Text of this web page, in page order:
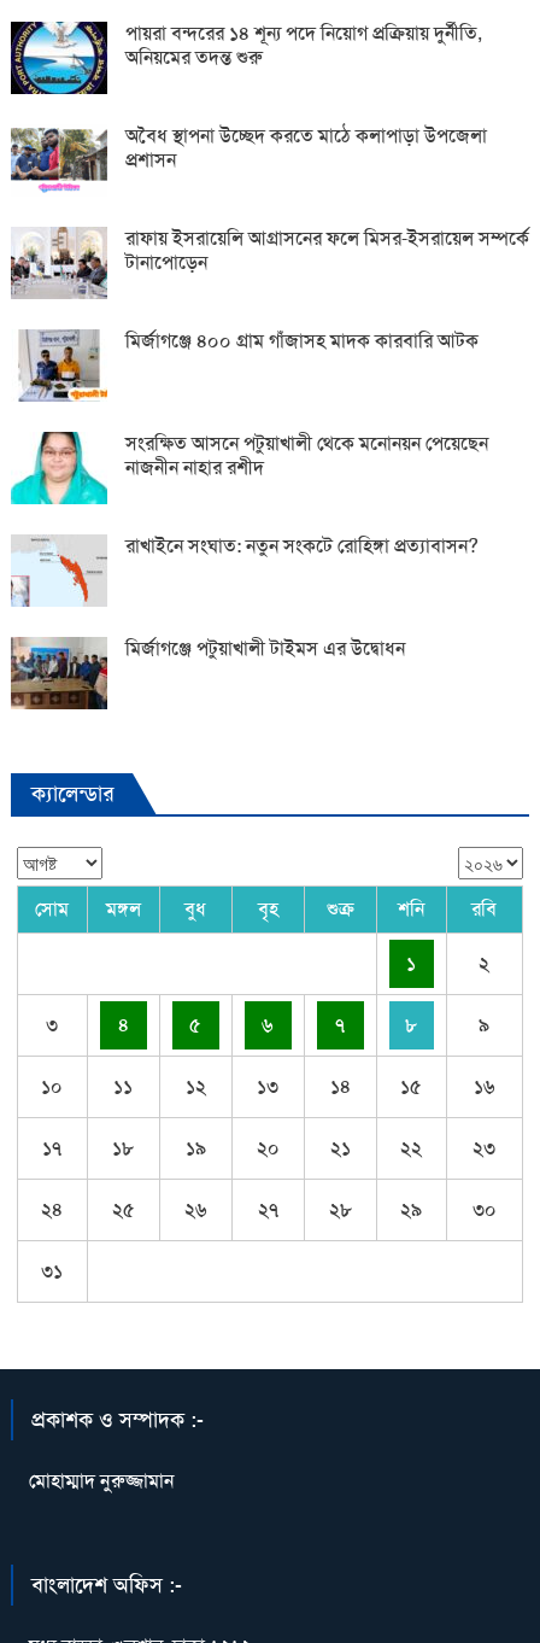
পায়রা বন্দরের ১৪ শূন্য পদে নিয়োগ প্রক্রিয়ায় দুর্নীতি,
অনিয়মের তদন্ত শুরু
অবৈধ স্থাপনা উচ্ছেদ করতে মাঠে কলাপাড়া উপজেলা
প্রশাসন
রাফায় ইসরায়েলি আগ্রাসনের ফলে মিসর-ইসরায়েল সম্পর্কে
টানাপোড়েন
মির্জাগঞ্জে ৪০০ গ্রাম গাঁজাসহ মাদক কারবারি আটক
সংরক্ষিত আসনে পটুয়াখালী থেকে মনোনয়ন পেয়েছেন
নাজনীন নাহার রশীদ
রাখাইনে সংঘাত: নতুন সংকটে রোহিঙ্গা প্রত্যাবাসন?
মির্জাগঞ্জে পটুয়াখালী টাইমস এর উদ্বোধন
ক্যালেন্ডার
সোম মঙ্গল বুধ বৃহ শুক্র শনি রবি
১ ২
৩ ৪ ৫ ৬ ৭ ৮ ৯
১০ ১১ ১২ ১৩ ১৪ ১৫ ১৬
১৭ ১৮ ১৯ ২০ ২১ ২২ ২৩
২৪ ২৫ ২৬ ২৭ ২৮ ২৯ ৩০
৩১
প্রকাশক ও সম্পাদক :-
মোহাম্মাদ নুরুজ্জামান
বাংলাদেশ অফিস :-